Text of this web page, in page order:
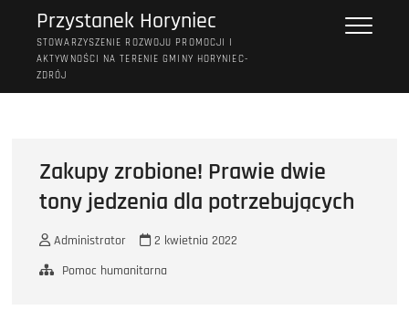
Przystanek Horyniec
STOWARZYSZENIE ROZWOJU PROMOCJI I
AKTYWNOŚCI NA TERENIE GMINY HORYNIEC-
ZDRÓJ
Zakupy zrobione! Prawie dwie
tony jedzenia dla potrzebujących
Administrator
2 kwietnia 2022
Pomoc humanitarna